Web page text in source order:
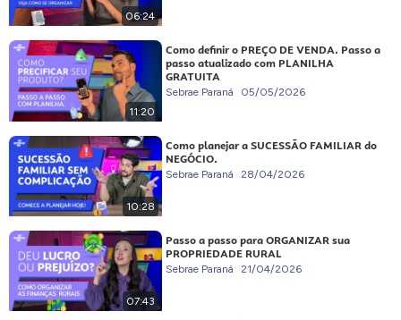
06:24
11:20
Como definir o PREÇO DE VENDA. Passo a
passo atualizado com PLANILHA
GRATUITA
Sebrae Paraná 05/05/2026
10:28
Como planejar a SUCESSÃO FAMILIAR do
NEGÓCIO.
Sebrae Paraná 28/04/2026
07:43
Passo a passo para ORGANIZAR sua
PROPRIEDADE RURAL
Sebrae Paraná 21/04/2026